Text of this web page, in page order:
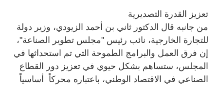
تعزيز القدرة التصديرية
من جانبه قال الدكتور ثاني بن أحمد الزيودي، وزير دولة
للتجارة الخارجية، نائب رئيس "مجلس تطوير الصناعة"،
إن فرق العمل والبرامج الطموحة التي تم استحداثها في
المجلس، ستساهم بشكل حيوي في تعزيز دور القطاع
الصناعي في الاقتصاد الوطني، باعتباره محركاً أساسياً